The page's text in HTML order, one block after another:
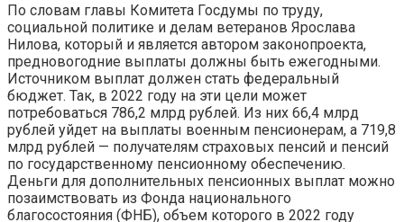
По словам главы Комитета Госдумы по труду,
социальной политике и делам ветеранов Ярослава
Нилова, который и является автором законопроекта,
предновогодние выплаты должны быть ежегодными.
Источником выплат должен стать федеральный
бюджет. Так, в 2022 году на эти цели может
потребоваться 786,2 млрд рублей. Из них 66,4 млрд
рублей уйдет на выплаты военным пенсионерам, а 719,8
млрд рублей — получателям страховых пенсий и пенсий
по государственному пенсионному обеспечению.
Деньги для дополнительных пенсионных выплат можно
позаимствовать из Фонда национального
благосостояния (ФНБ), объем которого в 2022 году